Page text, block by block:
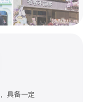
具备一定